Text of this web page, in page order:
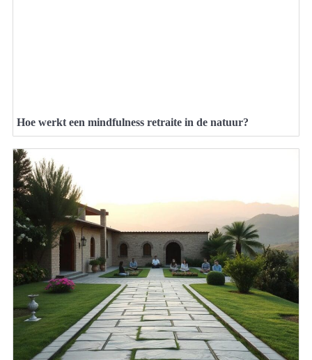
Hoe werkt een mindfulness retraite in de natuur?